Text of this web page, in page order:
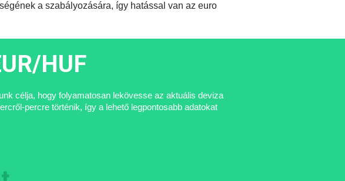
a szabályozására, így hatással van az euro
HUF
célja, hogy folyamatosan lekövesse az aktuális deviza
percre történik, így a lehető legpontosabb adatokat